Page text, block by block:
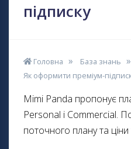
підписку
Головна
База знань
Як оформити преміум-
Mimi Panda пропонує
Personal і Commercial.
поточного плану та ціни